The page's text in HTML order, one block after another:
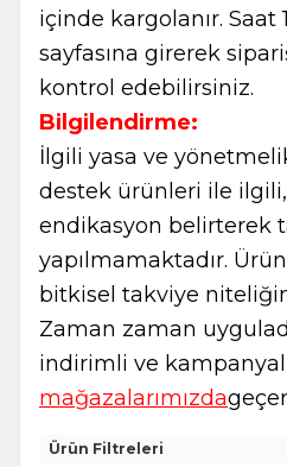
içinde kargolanır. Saat
sayfasına girerek
kontrol edebilirsiniz.
Bilgilendirme:
İlgili yasa ve
destek ürünleri ile ilgili,
endikasyon belirterek
yapılmamaktadır.
bitkisel takviye
Zaman zaman
indirimli ve
mağazalarımızda
Ürün Filtreleri